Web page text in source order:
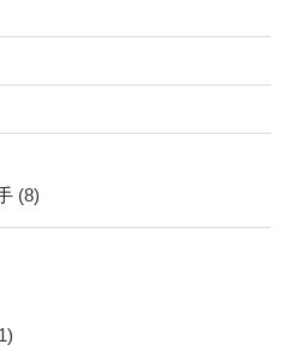
(8)